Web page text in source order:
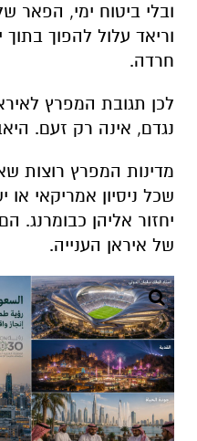
ובלי ביטוח ימי, הפאר
וריאד עלול להפוך
חרדה.
לכן תגובת המפרץ
נגדם, אינה רק זעם.
מדינות המפרץ רוצות
שכל ניסיון אמריקאי
יחזור אליהן כבומרנג.
של איראן הענייה.